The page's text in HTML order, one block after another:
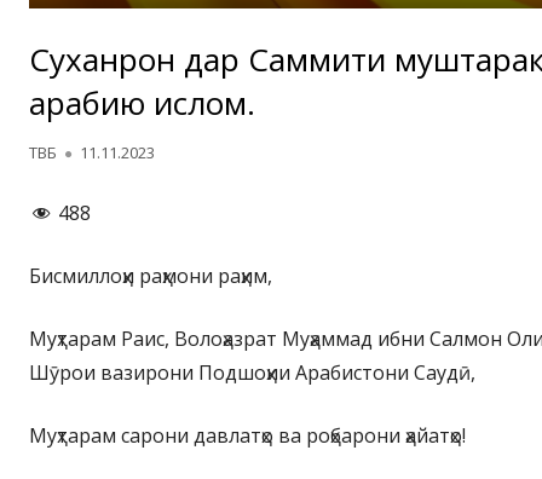
Суханронӣ дар Саммити
арабию исломӣ.
Автор
ТВБ Опубликовано
11.11.2023
488
Бисмиллоҳи раҳмони раҳим,
Муҳтарам Раис, Волоҳазрат Муҳаммад ибни Салмон
Шӯрои вазирони Подшоҳии Арабистони Саудӣ,
Муҳтарам сарони давлатҳо ва роҳбарони ҳайатҳо!